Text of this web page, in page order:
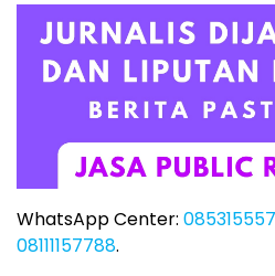
WhatsApp Center:
08111157788.